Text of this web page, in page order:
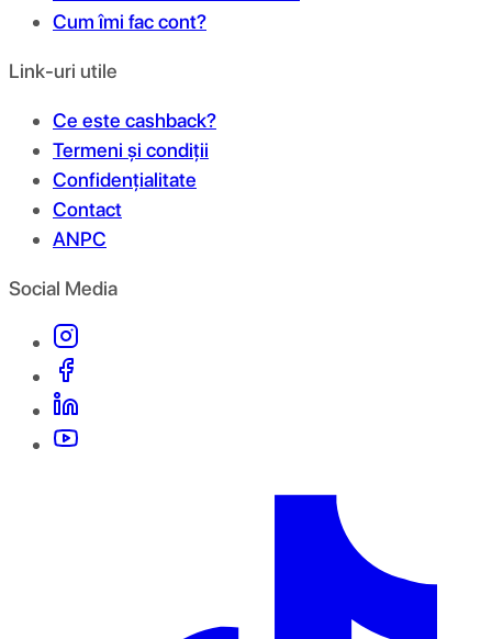
Cum îmi fac cont?
Link-uri utile
Ce este cashback?
Termeni și condiții
Confidențialitate
Contact
ANPC
Social Media